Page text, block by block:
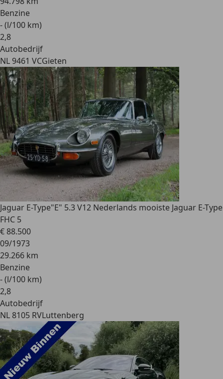
Benzine
- (l/100 km)
2,8
Autobedrijf
NL 9461 VCGieten
Jaguar E-Type"E" 5.3 V12 Nederlands mooiste Jaguar E-Type
FHC 5
€ 88.500
09/1973
29.266 km
Benzine
- (l/100 km)
2,8
Autobedrijf
NL 8105 RVLuttenberg